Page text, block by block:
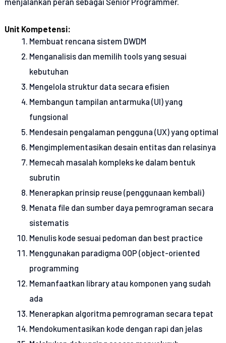
Unit Kompetensi:
Membuat rencana sistem DWDM
Menganalisis dan memilih tools yang sesuai
kebutuhan
Mengelola struktur data secara efisien
Membangun tampilan antarmuka (UI) yang
fungsional
Mendesain pengalaman pengguna (UX) yang optimal
Mengimplementasikan desain entitas dan relasinya
Memecah masalah kompleks ke dalam bentuk
subrutin
Menerapkan prinsip reuse (penggunaan kembali)
Menata file dan sumber daya pemrograman secara
sistematis
Menulis kode sesuai pedoman dan best practice
Menggunakan paradigma OOP (object-oriented
programming
Memanfaatkan library atau komponen yang sudah
ada
Menerapkan algoritma pemrograman secara tepat
Mendokumentasikan kode dengan rapi dan jelas